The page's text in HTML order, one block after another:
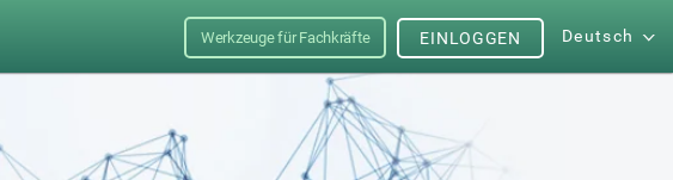
Werkzeuge für Fachkräfte Deutsch
EINLOGGEN